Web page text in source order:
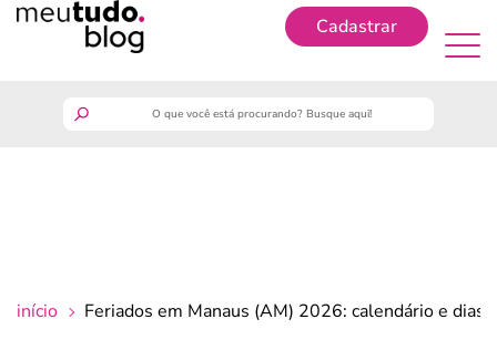
Cadastrar
início Feriados em Manaus (AM) 2026: calendário e dias